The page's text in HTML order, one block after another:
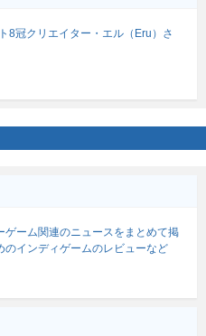
8冠クリエイター・エル（Eru）さ
ゲーム関連のニュースをまとめて掲
のインディゲームのレビューなど